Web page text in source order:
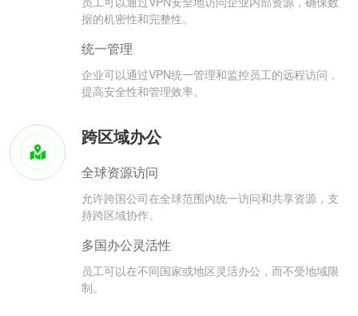
据的机密性和完整性。
统一管理
企业可以通过VPN统一管理和监控员工的远程访问，
提高安全性和管理效率。
跨区域办公
全球资源访问
允许跨国公司在全球范围内统一访问和共享资源，支
持跨区域协作。
多国办公灵活性
员工可以在不同国家或地区灵活办公，而不受地域限
制。